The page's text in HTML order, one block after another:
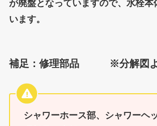
が廃盤となっていますので、水栓本
います。
補足：修理部品 ※分解図
シャワーホース部、シャワーヘ